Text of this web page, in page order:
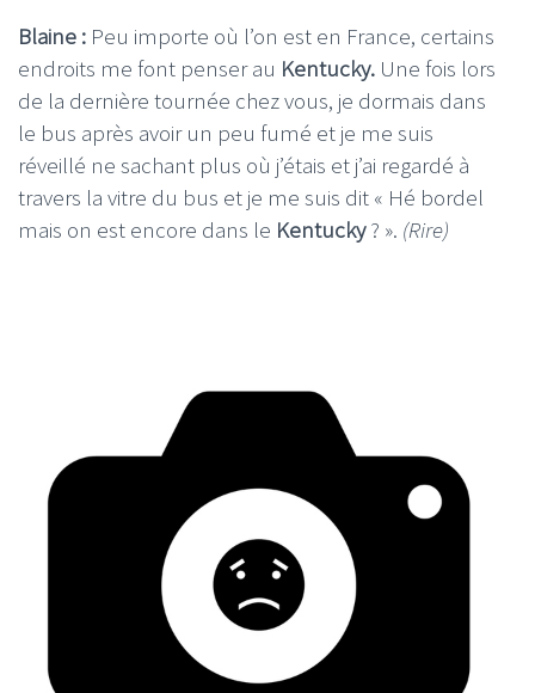
Blaine : Peu importe où l’on est en France, certains
endroits me font penser au Kentucky. Une fois lors
de la dernière tournée chez vous, je dormais dans
le bus après avoir un peu fumé et je me suis
réveillé ne sachant plus où j’étais et j’ai regardé à
travers la vitre du bus et je me suis dit « Hé bordel
mais on est encore dans le Kentucky? ». (Rire)